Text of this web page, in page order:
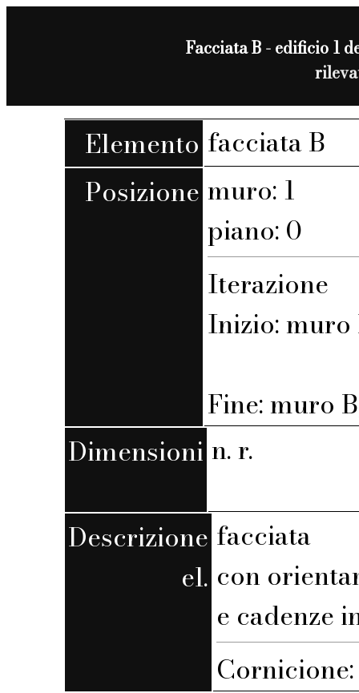
Facciata B - edificio 1
Elemento facciata B
Posizione muro: 1
piano: 0
Iterazione
Inizio: muro
Fine: muro
Dimensioni n. r.
Descrizione
el.
facciata
con
e cadenze